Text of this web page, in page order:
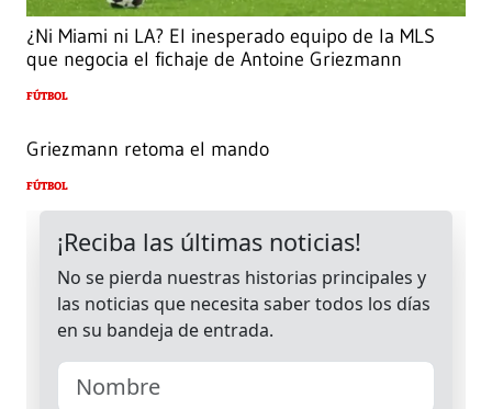
¿Ni Miami ni LA? El inesperado equipo de la MLS
que negocia el fichaje de Antoine Griezmann
FÚTBOL
Griezmann retoma el mando
FÚTBOL